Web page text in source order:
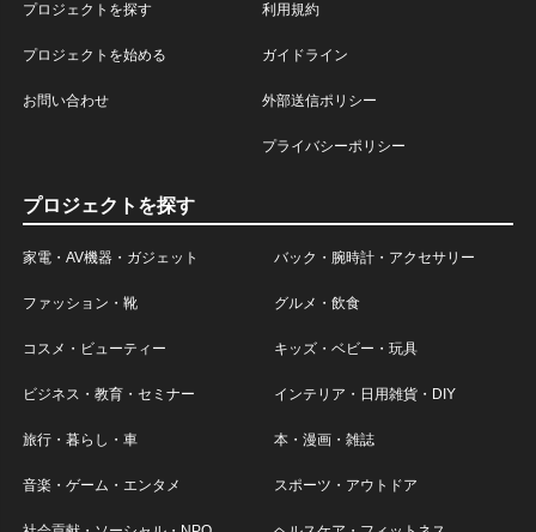
プロジェクトを探す
プロジェクトを始める
お問い合わせ
利用規約
ガイドライン
外部送信ポリシー
プライバシーポリシー
プロジェクトを探す
家電・AV機器・ガジェット バック・腕時計・アクセサリー
ファッション・靴 グルメ・飲食
コスメ・ビューティー キッズ・ベビー・玩具
ビジネス・教育・セミナー インテリア・日用雑貨・DIY
旅行・暮らし・車 本・漫画・雑誌
音楽・ゲーム・エンタメ スポーツ・アウトドア